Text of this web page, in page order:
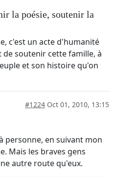
la poésie, soutenir la
c'est un acte d'humanité
soutenir cette famille, à
et son histoire qu'on
#1224 Oct 01, 2010, 13:15
personne, en suivant mon
Mais les braves gens
autre route qu'eux.